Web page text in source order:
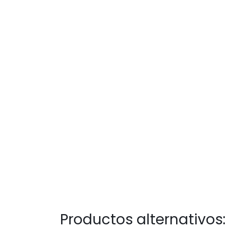
Productos alternativos: